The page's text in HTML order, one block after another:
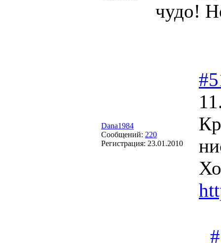
чудо!
Dana1984
Сообщений: 220
Регистрация: 23.01.2010